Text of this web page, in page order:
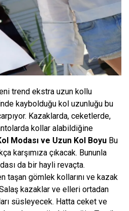
trend ekstra uzun kollu
kaybolduğu kol uzunluğu bu
Kazaklarda, ceketlerde,
kollar alabildiğine
Modası ve Uzun Kol Boyu Bu
karşımıza çıkacak. Bununla
da bir hayli revaçta.
taşan gömlek kollarını ve kazak
kazaklar ve elleri ortadan
süsleyecek. Hatta ceket ve